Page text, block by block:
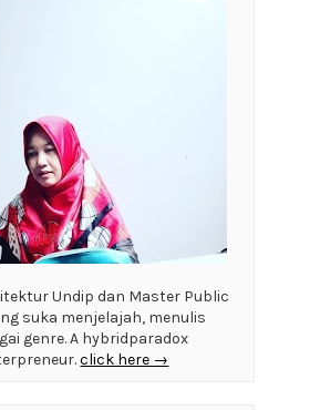
Undip dan Master Public
suka menjelajah, menulis
genre. A hybridparadox
click here →